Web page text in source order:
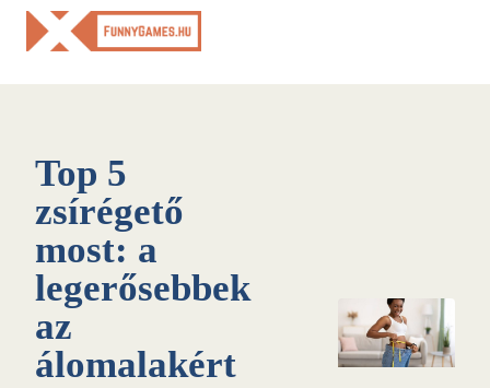
Skip
Top 5
zsírégető
most: a
legerősebbek
az
álomalakért